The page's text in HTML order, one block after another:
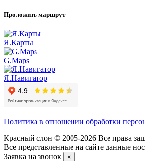
Проложить маршрут
Я.Карты
G.Maps
Я.Навигатор
Политика в отношении обработки
Красный слон © 2005-2026 Все права
Все представленные на сайте данные
Заявка на звонок
×